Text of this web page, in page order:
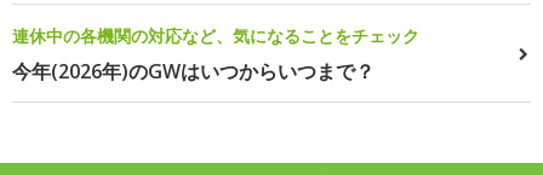
連休中の各機関の対応など、気になることをチェック
今年(2026年)のGWはいつからいつまで？